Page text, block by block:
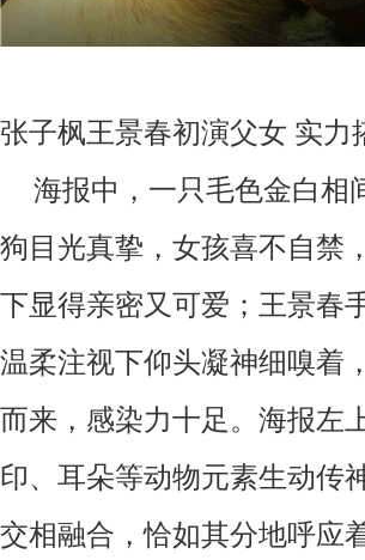
张子枫王景春初演父女 实力
海报中，一只毛色金白相
狗目光真挚，女孩喜不自禁
下显得亲密又可爱；王景春
温柔注视下仰头凝神细嗅着
而来，感染力十足。海报左
印、耳朵等动物元素生动传
交相融合，恰如其分地呼应